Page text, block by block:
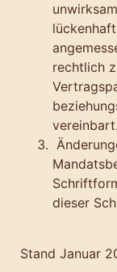
rechtlich
vereinbart.
dieser
Stand Januar